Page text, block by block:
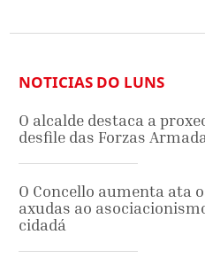
NOTICIAS DO LUNS
O alcalde destaca a
desfile das Forzas
O Concello aumenta ata
axudas ao
cidadá